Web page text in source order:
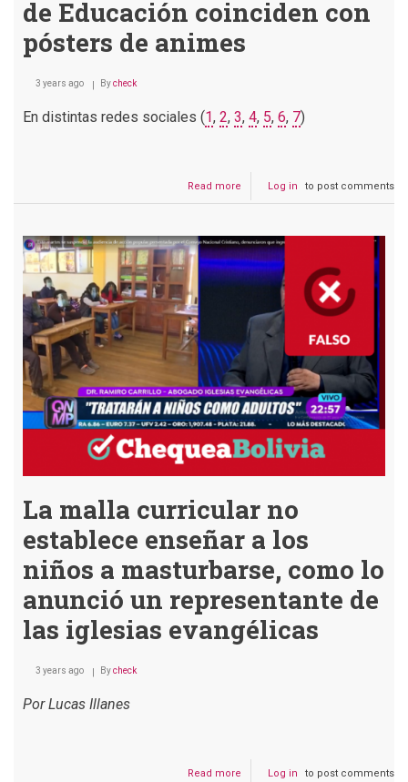
de Educación coinciden con
pósters de animes
3 years ago Bycheck
En distintas redes sociales (1, 2, 3, 4, 5, 6, 7)
Read more
Es
las
portadas
de
del
Ministerio
Educación
coinciden
con
pósters
de
animes
Log in to post comments
La malla curricular no
establece enseñar a los
niños a masturbarse, como lo
anunció un representante de
las iglesias evangélicas
3 years ago Bycheck
Por Lucas Illanes
Read more Log in to post comments